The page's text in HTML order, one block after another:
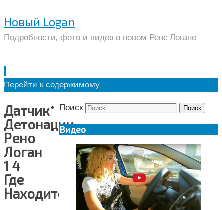
Новый Logan
Подробности, фото и видео о новом Рено Логане
Перейти к содержимому
Датчик
Детонации
Рено
Логан
1 4
Где
Находится
Поиск Поиск
Видео